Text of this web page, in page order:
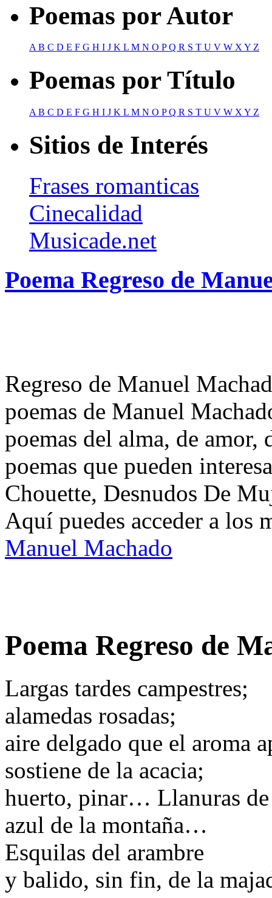
Poemas por Autor
AB C D E F G H I J K L M N O PQ R S T U V W XY Z
Poemas por Título
A B C D E F G H I J K L M N O PQ R S T U V W X Y Z
Sitios de Interés
Frases romanticas
Cinecalidad
Musicade.net
Poema Regreso de
Regreso de Manuel
poemas de Manuel
poemas del alma, de
poemas que pueden
Chouette, Desnudos De
Aquí puedes acceder a los
Manuel Machado
Poema Regreso de
Largas tardes campestres;
alamedas rosadas;
aire delgado que el aroma
sostiene de la acacia;
huerto, pinar… Llanuras
azul de la montaña…
Esquilas del arambre
y balido, sin fin, de la